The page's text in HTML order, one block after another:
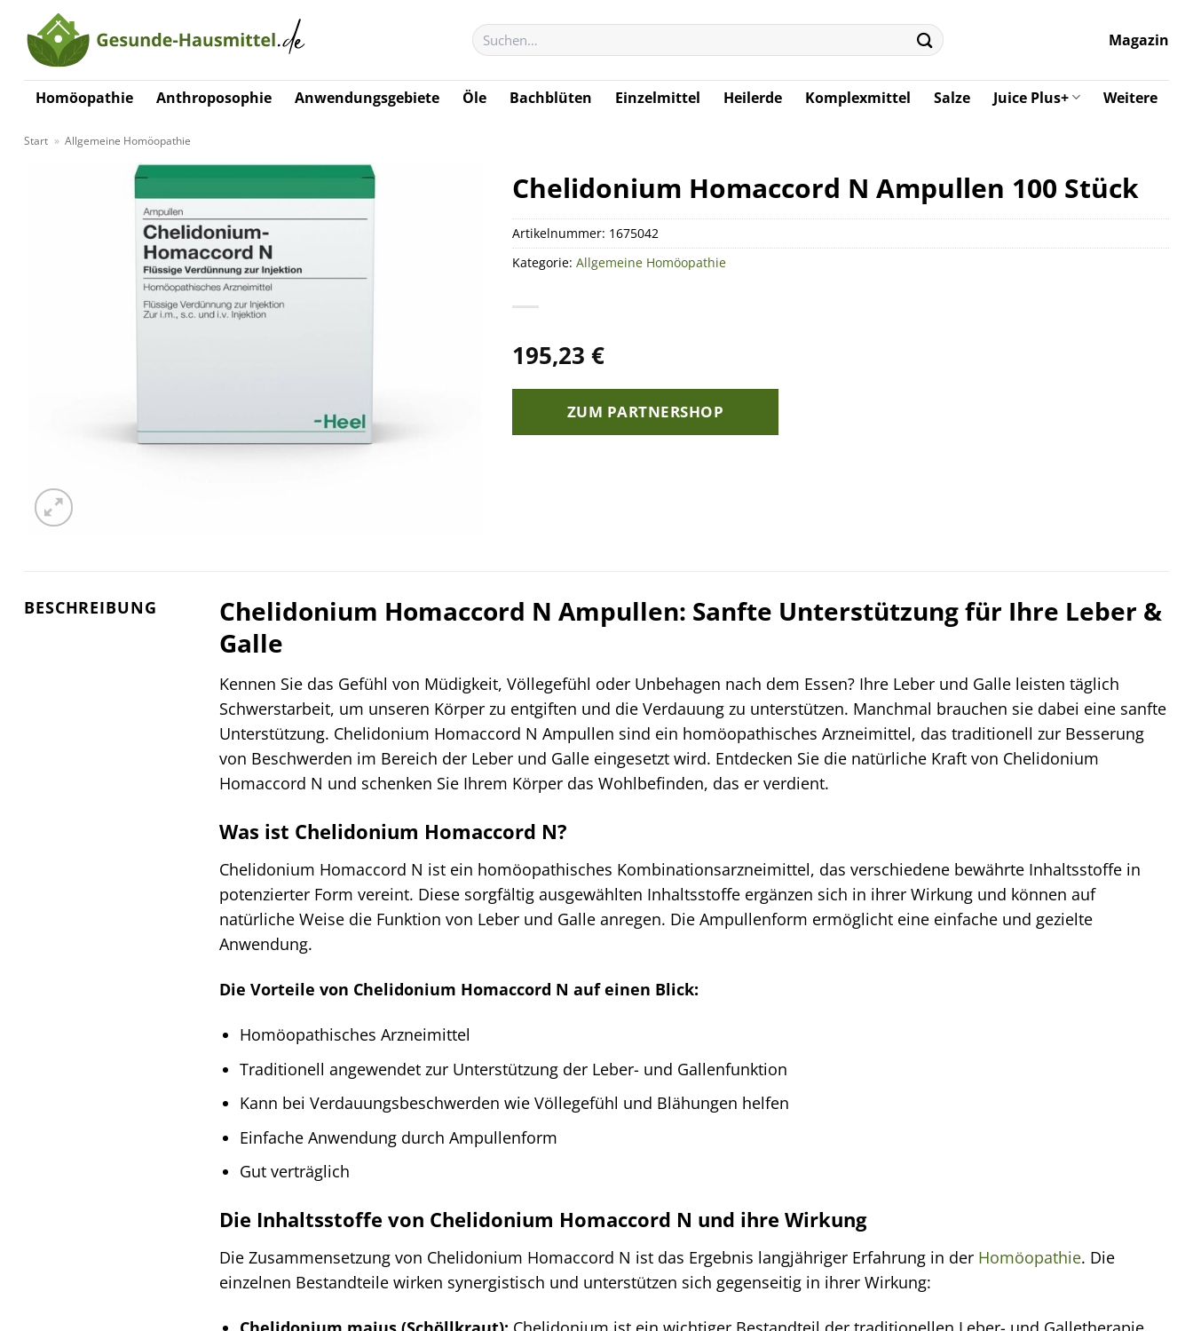
Inhalt
springen
Suchen
nach:
Magazin
Homöopathie Anthroposophie Anwendungsgebiete Öle Bachblüten Einzelmittel Heilerde Komplexmittel Salze Juice Plus+ Weitere
Start » Allgemeine Homöopathie
Chelidonium Homaccord N Ampullen 100 Stück
195,23 €
ZUM PARTNERSHOP
Artikelnummer: 1675042
Kategorie: Allgemeine Homöopathie
BESCHREIBUNG
Chelidonium Homaccord N Ampullen: Sanfte Unterstützung für Ihre Leber &
Galle
Kennen Sie das Gefühl von Müdigkeit, Völlegefühl oder Unbehagen nach dem Essen? Ihre Leber und Galle leisten täglich
Schwerstarbeit, um unseren Körper zu entgiften und die Verdauung zu unterstützen. Manchmal brauchen sie dabei eine sanfte
Unterstützung. Chelidonium Homaccord N Ampullen sind ein homöopathisches Arzneimittel, das traditionell zur Besserung
von Beschwerden im Bereich der Leber und Galle eingesetzt wird. Entdecken Sie die natürliche Kraft von Chelidonium
Homaccord N und schenken Sie Ihrem Körper das Wohlbefinden, das er verdient.
Was ist Chelidonium Homaccord N?
Chelidonium Homaccord N ist ein homöopathisches Kombinationsarzneimittel, das verschiedene bewährte Inhaltsstoffe in
potenzierter Form vereint. Diese sorgfältig ausgewählten Inhaltsstoffe ergänzen sich in ihrer Wirkung und können auf
natürliche Weise die Funktion von Leber und Galle anregen. Die Ampullenform ermöglicht eine einfache und gezielte
Anwendung.
Die Vorteile von Chelidonium Homaccord N auf einen Blick:
Homöopathisches Arzneimittel
Traditionell angewendet zur Unterstützung der Leber- und Gallenfunktion
Kann bei Verdauungsbeschwerden wie Völlegefühl und Blähungen helfen
Einfache Anwendung durch Ampullenform
Gut verträglich
Die Inhaltsstoffe von Chelidonium Homaccord N und ihre Wirkung
Die Zusammensetzung von Chelidonium Homaccord N ist das Ergebnis langjähriger Erfahrung in der Homöopathie. Die
einzelnen Bestandteile wirken synergistisch und unterstützen sich gegenseitig in ihrer Wirkung: